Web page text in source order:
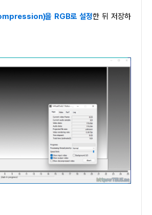
을 RGB로 설정한 뒤 저장하